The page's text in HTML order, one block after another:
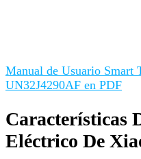
Manual de Usuario Smart
UN32J4290AF en PDF
Características
Eléctrico De